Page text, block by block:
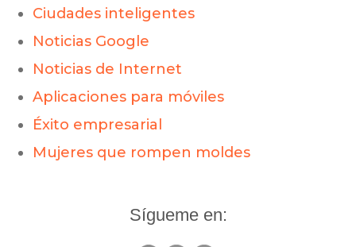
Ciudades inteligentes
Noticias Google
Noticias de Internet
Aplicaciones para móviles
Éxito empresarial
Mujeres que rompen moldes
Sígueme en: